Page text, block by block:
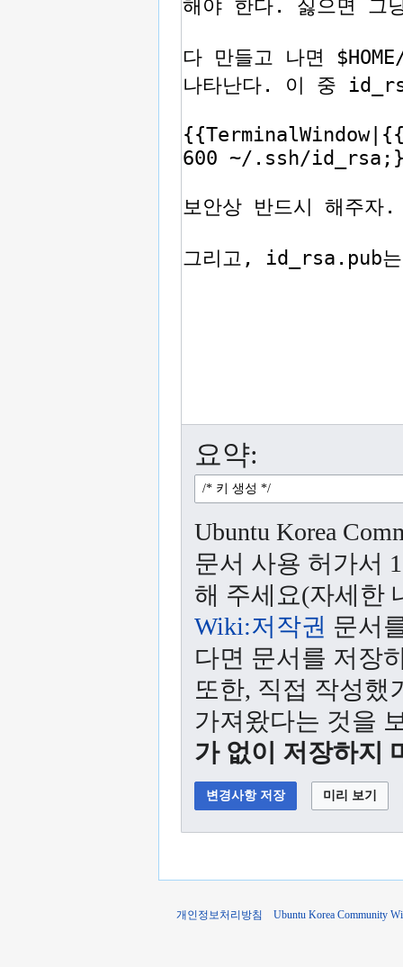
요약:
Ubuntu Korea
문서 사용 허가서
해 주세요(자세한
Wiki:저작권 문서
다면 문서를 저장
또한, 직접 작성했
가져왔다는 것을
가 없이 저장하지
개인정보처리방침 Ubuntu Korea Community